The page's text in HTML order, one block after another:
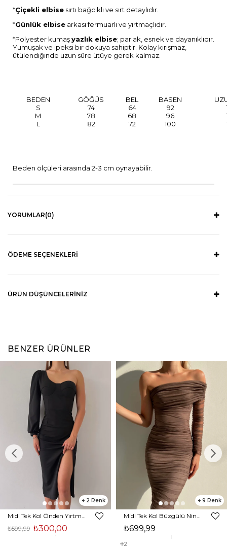
*Çiçekli elbise sırtı bağcıklı ve sırt detaylıdır.
*Günlük elbise arkası fermuarlı ve yırtmaçlıdır.
*Polyester kumaşyazlık elbise; parlak, esnek ve dayanıklıdır.
Yumuşak ve ipeksi bir dokuya sahiptir. Kolay kırışmaz,
ütülendiğinde uzun süre ütüye gerek kalmaz.
BEDEN GÖĞÜS BEL BASEN
S
74 64 92
M
78 68 96
L
82 72 100
Beden ölçüleri arasında 2-3 cm oynayabilir.
YORUMLAR(0)
ÖDEME SEÇENEKLERI
ÜRÜN DÜŞÜNCELERINIZ
BENZER ÜRÜNLER
2
₺300,00
₺599,99
9
₺699,99
2